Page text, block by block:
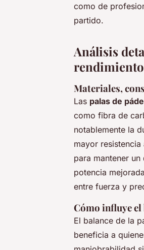
como de
partido.
Análisis
Materiales,
Las palas de
como fibra de
notablemente la
mayor
para mantener
potencia
entre fuerza y
Cómo influye el
El balance de la
beneficia a